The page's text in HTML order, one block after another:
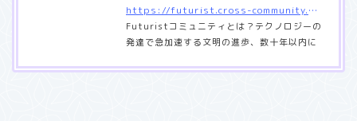
https://futurist.cross-community.net/about
Futuristコミュニティとは？テクノロジーの
発達で急加速する文明の進歩、数十年以内に
「Futuristという職種」が立ち上がるなど、